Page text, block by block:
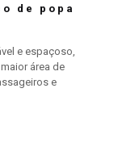
de popa
e espaçoso,
área de
e